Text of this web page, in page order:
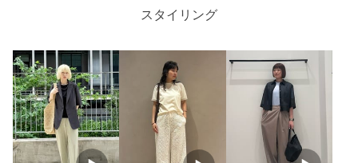
身長：162cm
普段の着用サイズ：
6人が参考になったと回答
参考になった
スタイリング